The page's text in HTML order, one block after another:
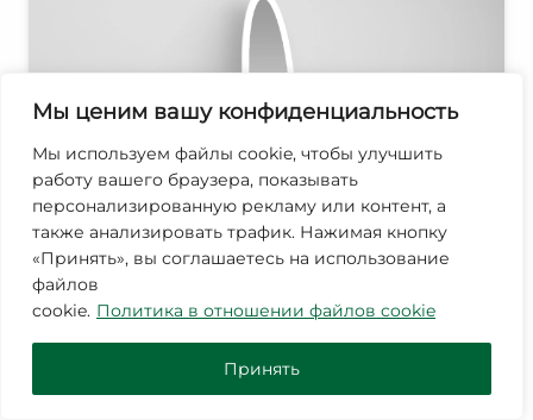
Мы ценим вашу конфиденциальность
Мы используем файлы cookie, чтобы улучшить
работу вашего браузера, показывать
персонализированную рекламу или контент, а
также анализировать трафик. Нажимая кнопку
«Принять», вы соглашаетесь на использование
файлов
cookie. Политика в отношении файлов cookie
Принять